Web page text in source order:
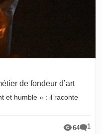
de fondeur d’art
et humble » : il raconte
64 1